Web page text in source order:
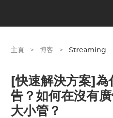
主頁 > 博客 > Streaming
[快速解決方案]
告？如何在沒有
大小管？